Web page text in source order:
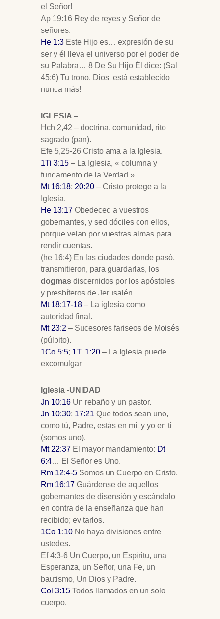
el Señor!
Ap 19:16 Rey de reyes y Señor de
señores.
He 1:3 Este Hijo es… expresión de su
ser y él lleva el universo por el poder de
su Palabra… 8 De Su Hijo Él dice: (Sal
45:6) Tu trono, Dios, está establecido
nunca más!
IGLESIA –
Hch 2,42 – doctrina, comunidad, rito
sagrado (pan).
Efe 5,25-26 Cristo ama a la Iglesia.
1Ti 3:15 – La Iglesia, « columna y
fundamento de la Verdad »
Mt 16:18; 20:20 – Cristo protege a la
Iglesia.
He 13:17 Obedeced a vuestros
gobernantes, y sed dóciles con ellos,
porque velan por vuestras almas para
rendir cuentas.
(he 16:4) En las ciudades donde pasó,
transmitieron, para guardarlas, los
dogmas discernidos por los apóstoles
y presbíteros de Jerusalén.
Mt 18:17-18 – La iglesia como
autoridad final.
Mt 23:2 – Sucesores fariseos de Moisés
(púlpito).
1Co 5:5; 1Ti 1:20 – La Iglesia puede
excomulgar.
Iglesia -UNIDAD
Jn 10:16 Un rebaño y un pastor.
Jn 10:30; 17:21 Que todos sean uno,
como tú, Padre, estás en mí, y yo en ti
(somos uno).
Mt 22:37 El mayor mandamiento: Dt
6:4… El Señor es Uno.
Rm 12:4-5 Somos un Cuerpo en Cristo.
Rm 16:17 Guárdense de aquellos
gobernantes de disensión y escándalo
en contra de la enseñanza que han
recibido; evitarlos.
1Co 1:10 No haya divisiones entre
ustedes.
Ef 4:3-6 Un Cuerpo, un Espíritu, una
Esperanza, un Señor, una Fe, un
bautismo, Un Dios y Padre.
Col 3:15 Todos llamados en un solo
cuerpo.